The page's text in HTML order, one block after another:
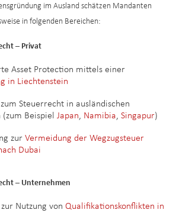
im Ausland schätzen Mandanten
in folgenden Bereichen:
– Privat
Asset Protection mittels einer
in Liechtenstein
Steuerrecht in ausländischen
Beispiel Japan, Namibia, Singapur)
zur Vermeidung der Wegzugsteuer
Dubai
– Unternehmen
Nutzung von Qualifikationskonflikten in